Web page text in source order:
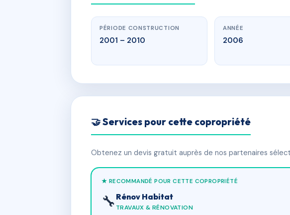
PÉRIODE CONSTRUCTION
2001 – 2010
ANNÉE
2006
🤝 Services pour cette copropriété
Obtenez un devis gratuit auprès de nos partenaires
★ RECOMMANDÉ POUR CETTE COPROPRIÉTÉ
🔧 Rénov Habitat
TRAVAUX & RÉNOVATION